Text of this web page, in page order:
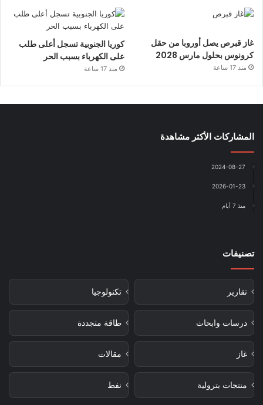
غاز قبرص يصل أوروبا من حقل
كرونوس بحلول مارس 2028
منذ 17 ساعة
كوريا الجنوبية تسجل أعلى طلب
على الكهرباء بسبب الحر
منذ 17 ساعة
المشاركات الأكثر مشاهدة
2024-08-27
2026-01-23
منذ 7 أيام
تصنيفات
تقارير تكنولوجيا
درسات وابحاث طاقة متجددة
غاز مقالات
منتجات بترولية نفط